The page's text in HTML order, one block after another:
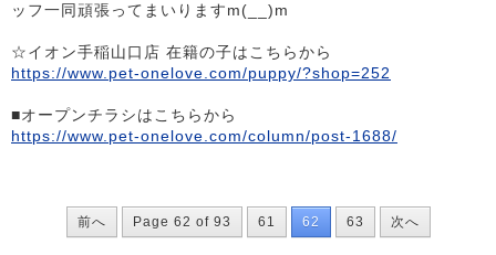
ッフ一同頑張ってまいりますm(__)m
☆イオン手稲山口店 在籍の子はこちらから
https://www.pet-onelove.com/puppy/?shop=252
■オープンチラシはこちらから
https://www.pet-onelove.com/column/post-1688/
前へ Page 62 of 93 61 62 63 次へ